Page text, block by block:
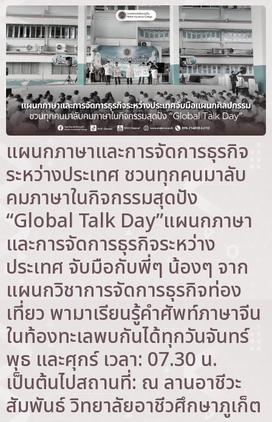
แผนกภาษาและการจัดการธุรกิจ
ระหว่างประเทศ ชวนทุกคนมาลับ
คมภาษาในกิจกรรมสุดปัง
“Global Talk Day”แผนกภาษา
และการจัดการธุรกิจระหว่าง
ประเทศ จับมือกับพี่ๆ น้องๆ จาก
แผนกวิชาการจัดการธุรกิจท่อง
เที่ยว พามาเรียนรู้คำศัพท์ภาษาจีน
ในท้องทะเลพบกันได้ทุกวันจันทร์
พุธ และศุกร์ เวลา: 07.30 น.
เป็นต้นไปสถานที่: ณ ลานอาชีวะ
สัมพันธ์ วิทยาลัยอาชีวศึกษาภูเก็ต